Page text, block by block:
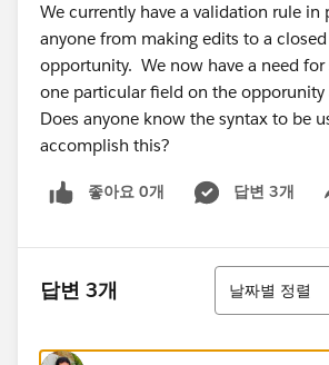
We currently have a validation rule in
anyone from making edits to a
opportunity. We now have a need for
one particular field on the opporunity
Does anyone know the syntax to be
accomplish this?
좋아요 0개 답변 3개
답변 3개
정렬
날짜별 정렬